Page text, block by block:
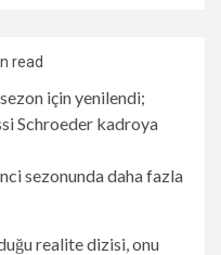
read
sezonunda daha fazla
realite dizisi, onu